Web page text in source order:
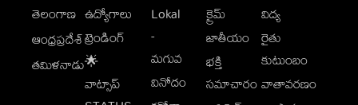
తెలంగాణ
ఆంధ్రప్రదేశ్
తమిళనాడు
ఉద్యోగాలు
ట్రెండింగ్
🌟
వాట్సాప్
Lokal
-
మగువ
వినోదం
క్రైమ్
జాతీయం
భక్తి
సమాచారం
విద్య
రైతు
కుటుంబం
వాతావరణం